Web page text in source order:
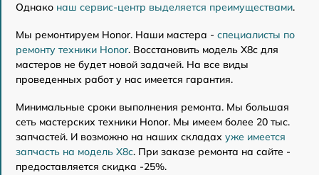
Однако наш сервис-центр выделяется преимуществами.
Мы ремонтируем Honor. Наши мастера - специалисты по
ремонту техники Honor. Восстановить модель X8c для
мастеров не будет новой задачей. На все виды
проведенных работ у нас имеется гарантия.
Минимальные сроки выполнения ремонта. Мы большая
сеть мастерских техники Honor. Мы имеем более 20 тыс.
запчастей. И возможно на наших складах уже имеется
запчасть на модель X8c. При заказе ремонта на сайте -
предоставляется скидка -25%.